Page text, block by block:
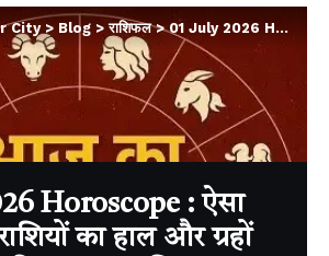
City> Blog >राशिफल>01 July 2026 Horoscope : ऐसा रहेगा आज राशियों का हाल और ग्रहों की चाल, जानिए अपना राशिफल
Horoscope : ऐसा
का हाल और ग्रहों